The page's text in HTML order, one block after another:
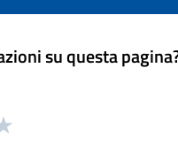
su questa